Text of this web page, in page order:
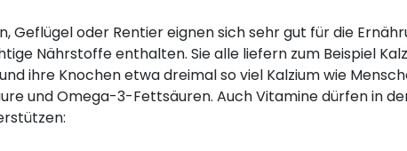
Geflügel oder Rentier eignen sich sehr gut für die
Nährstoffe enthalten. Sie alle liefern zum Beispiel
ihre Knochen etwa dreimal so viel Kalzium wie
und Omega-3-Fettsäuren. Auch Vitamine dürfen in